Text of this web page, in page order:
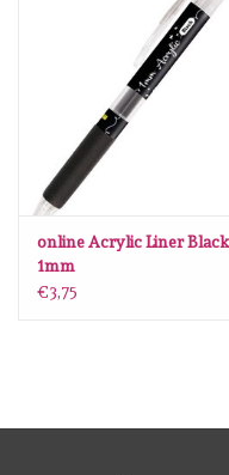
online Acrylic Liner Black
1mm
€3,75